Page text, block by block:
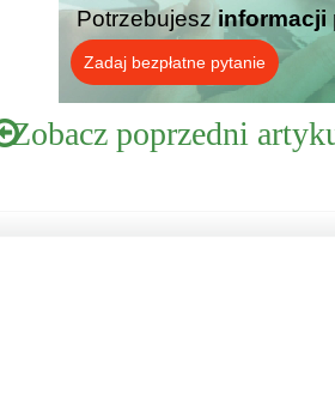
Potrzebujesz informacji
Zadaj bezpłatne pytanie
Zobacz poprzedni